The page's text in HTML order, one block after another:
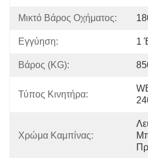
Μικτό Βάρος Οχήματος:
Εγγύηση: 1
Βάρος (KG):
Τύπος Κινητήρα:
Χρώμα Καμπίνας: